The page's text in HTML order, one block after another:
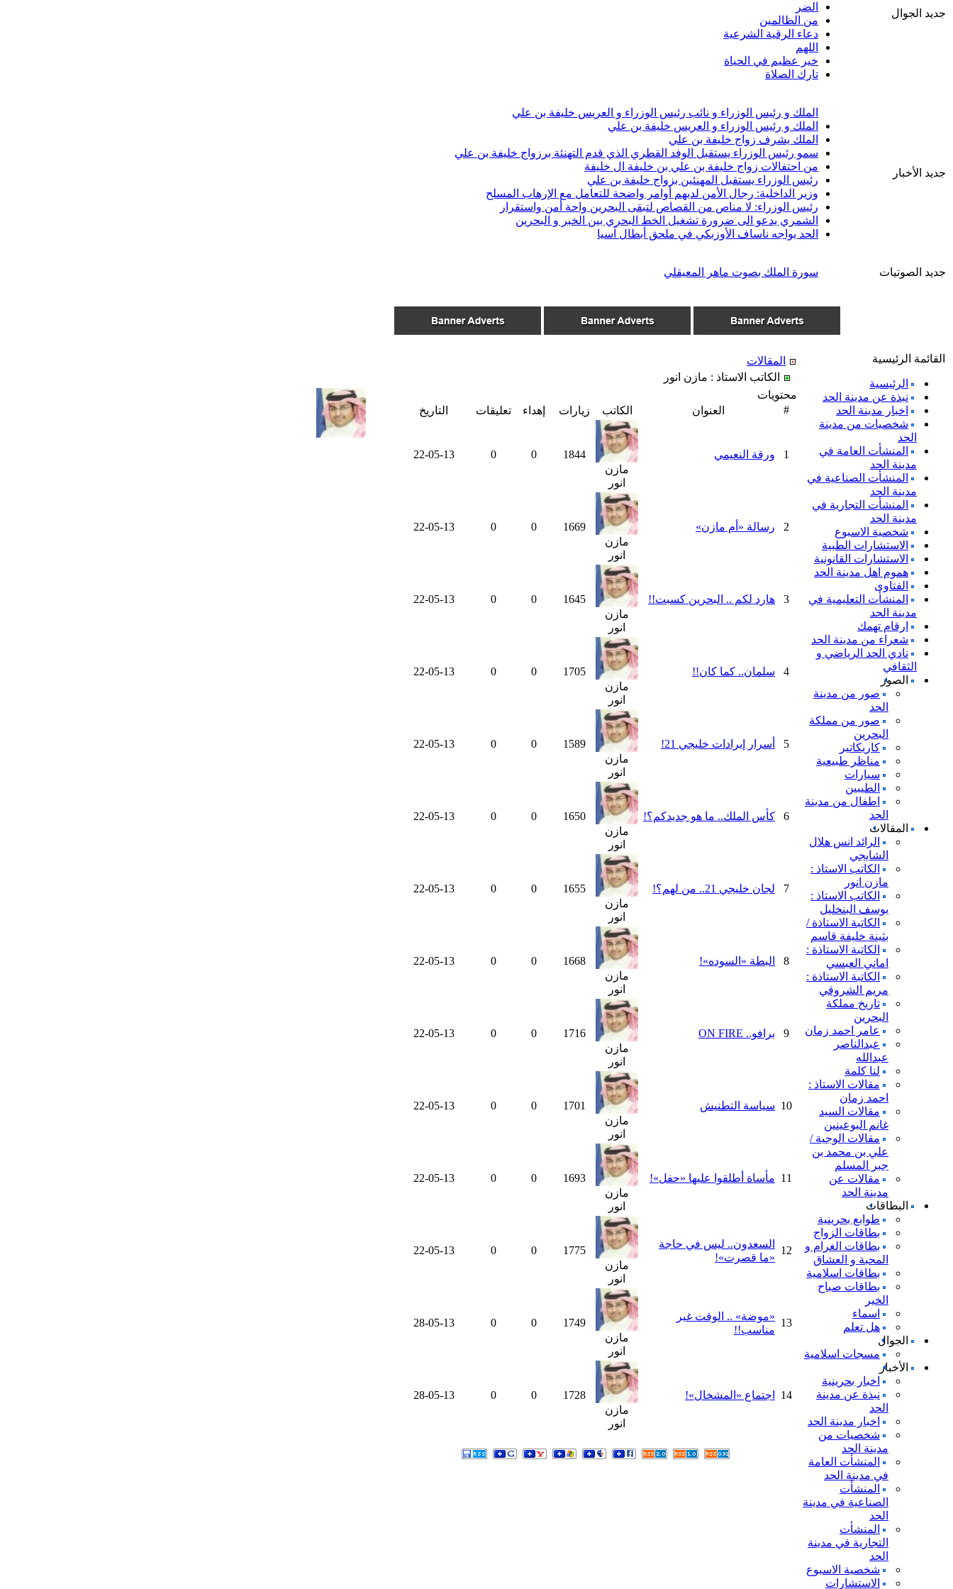
جديد الجوال
الضر
من الظالمين
دعاء الرقية الشرعية
اللهم
خير عظيم في الحياة
تارك الصلاة
جديد الأخبار
الملك و رئيس الوزراء و نائب رئيس الوزراء و العريس خليفة بن علي
الملك و رئيس الوزراء و العريس خليفة بن علي
الملك يشرف زواج خليفة بن علي
سمو رئيس الوزراء يستقبل الوفد القطري الذي قدم التهنئة برزواج خليفة بن علي
من احتفالات زواج خليفة بن علي بن خليفة ال خليفة
رئيس الوزراء يستقبل المهنئين بزواج خليفة بن علي
وزير الداخلية: رجال الأمن لديهم أوامر واضحة للتعامل مع الإرهاب المسلح
رئيس الوزراء: لا مناص من القصاص لتبقى البحرين واحة أمن واستقرار
الشمري يدعو الى ضرورة تشغيل الخط البحري بين الخبر و البحرين
الحد يواجه ناساف الأوزبكي في ملحق أبطال آسيا
جديد الصوتيات سورة الملك بصوت ماهر المعيقلي
القائمة الرئيسية
الرئيسية
نبذة عن مدينة الحد
اخبار مدينة الحد
شخصيات من مدينة
الحد
المنشأت العامة في
مدينة الحد
المنشأت الصناعية في
مدينة الحد
المنشأت التجارية في
مدينة الحد
شخصية الاسبوع
الاستشارات الطبية
الاستشارات القانونية
هموم اهل مدينة الحد
الفتاوى
المنشأت التعليمية في
مدينة الحد
ارقام تهمك
شعراء من مدينة الحد
نادي الحد الرياضي و
الثقافي
الصور
صور من مدينة
الحد
صور من مملكة
البحرين
كاريكاتير
مناظر طبيعية
سيارات
الطيبين
اطفال من مدينة
الحد
المقالات
الرائد انس هلال
الشايجي
الكاتب الاستاذ :
مازن انور
الكاتب الاستاذ :
يوسف البنخليل
الكاتبة الاستاذة /
بثينة خليفة قاسم
الكاتبة الاستاذة :
اماني العبسي
الكاتبة الاستاذة :
مريم الشروقي
تاريخ مملكة
البحرين
عامر احمد زمان
عبدالناصر
عبدالله
لنا كلمة
مقالات الاستاذ :
احمد زمان
مقالات السيد
غانم البوعينين
مقالات الوجية /
علي بن محمد بن
جبر المسلم
مقالات عن
مدينة الحد
البطاقات
طوابع بحرينية
بطاقات الزواج
بطاقات الغرام و
المحبة و العشاق
بطاقات اسلامية
بطاقات صباح
الخير
اسماء
هل تعلم
الجوال
مسجات اسلامية
الأخبار
اخبار بحرينية
نبذة عن مدينة
الحد
اخبار مدينة الحد
شخصيات من
مدينة الحد
المنشأت العامة
في مدينة الحد
المنشأت
الصناعية في مدينة
الحد
المنشأت
التجارية في مدينة
الحد
شخصية الاسبوع
الاستشارات
المقالات
الكاتب الاستاذ : مازن انور
محتويات
#
العنوان الكاتب زيارات إهداء تعليقات التاريخ
1
ورقة النعيمي
مازن
انور
1844
0
0
22-05-13
2
رسالة «أم مازن»
مازن
انور
1669
0
0
22-05-13
3
هارد لكم .. البحرين كسبت!!
مازن
انور
1645
0
0
22-05-13
4
سلمان.. كما كان!!
مازن
انور
1705
0
0
22-05-13
5
أسرار إيرادات خليجي 21!
مازن
انور
1589
0
0
22-05-13
6
كأس الملك.. ما هو جديدكم؟!
مازن
انور
1650
0
0
22-05-13
7
لجان خليجي 21.. من لهم؟!
مازن
انور
1655
0
0
22-05-13
8
البطة «السوده»!
مازن
انور
1668
0
0
22-05-13
9
برافو.. ON FIRE
مازن
انور
1716
0
0
22-05-13
10 سياسة التطنيش
مازن
انور
1701
0
0
22-05-13
11 مأساة أطلقوا عليها «حفل»!
مازن
انور
1693
0
0
22-05-13
12
السعدون.. ليس في حاجة
«ما قصرت»!
مازن
انور
1775
0
0
22-05-13
13
«موضة» .. الوقت غير
مناسب!!
مازن
انور
1749
0
0
28-05-13
14
اجتماع «المشخال»!
مازن
انور
1728
0
0
28-05-13